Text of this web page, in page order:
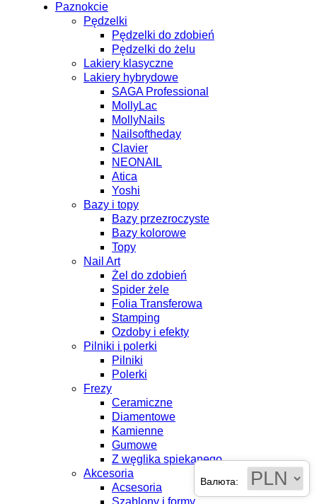
Paznokcie
Pędzelki
Pędzelki do zdobień
Pędzelki do żelu
Lakiery klasyczne
Lakiery hybrydowe
SAGA Professional
MollyLac
MollyNails
Nailsoftheday
Clavier
NEONAIL
Atica
Yoshi
Bazy i topy
Bazy przezroczyste
Bazy kolorowe
Topy
Nail Art
Żel do zdobień
Spider żele
Folia Transferowa
Stamping
Ozdoby i efekty
Pilniki i polerki
Pilniki
Polerki
Frezy
Ceramiczne
Diamentowe
Kamienne
Gumowe
Z węglika spiekanego
Akcesoria
Acsesoria
Валюта: